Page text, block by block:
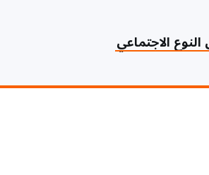
الاجتماعي